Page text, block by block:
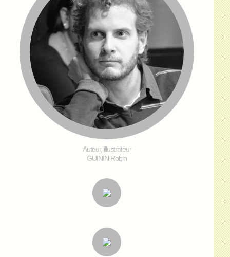
Auteur, illustrateur
GUININ Robin